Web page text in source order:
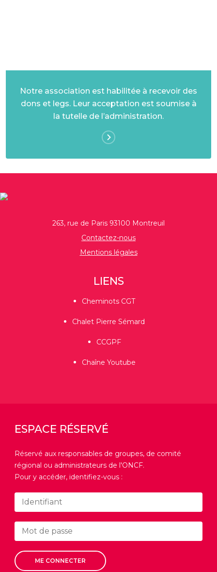
Notre association est habilitée à recevoir des
dons et legs. Leur acceptation est soumise à
la tutelle de l’administration.
263, rue de Paris 93100 Montreuil
Contactez-nous
Mentions légales
LIENS
Cheminots CGT
Chalet Pierre Sémard
CCGPF
Chaîne Youtube
ESPACE RÉSERVÉ
Réservé aux responsables de groupes, de comité
régional ou administrateurs de l'ONCF.
Pour y accéder, identifiez-vous :
ME CONNECTER